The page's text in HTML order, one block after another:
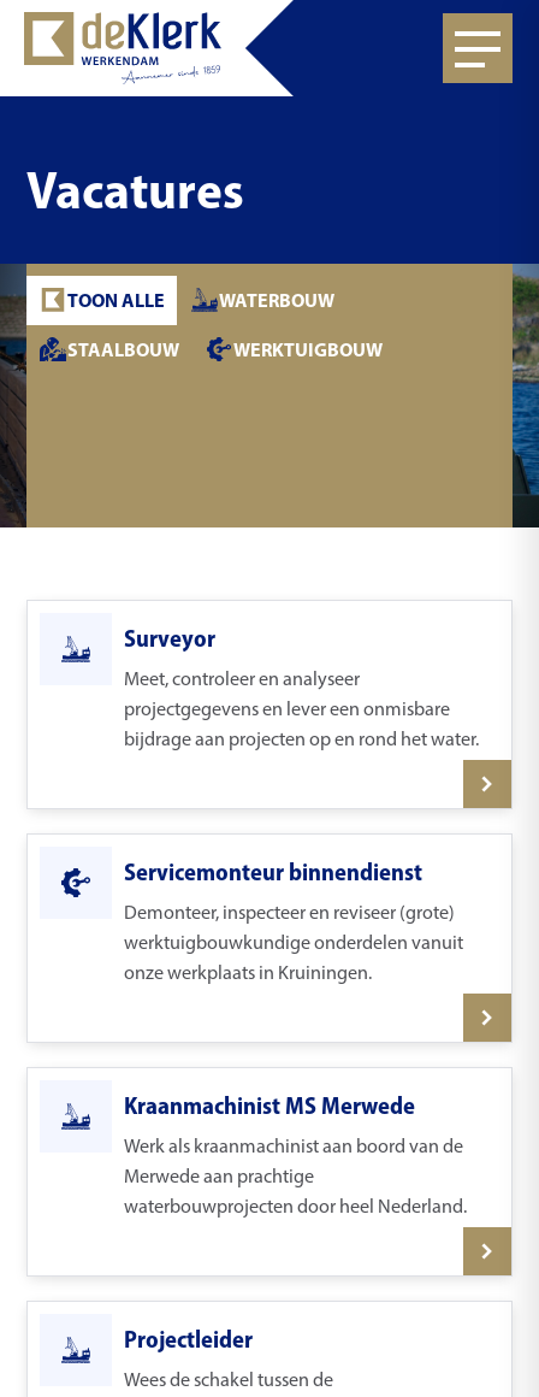
Vacatures
TOON ALLE WATERBOUW
STAALBOUW WERKTUIGBOUW
Surveyor
Meet, controleer en analyseer
projectgegevens en lever een onmisbare
bijdrage aan projecten op en rond het water.
Servicemonteur binnendienst
Demonteer, inspecteer en reviseer (grote)
werktuigbouwkundige onderdelen vanuit
onze werkplaats in Kruiningen.
Kraanmachinist MS Merwede
Werk als kraanmachinist aan boord van de
Merwede aan prachtige
waterbouwprojecten door heel Nederland.
Projectleider
Wees de schakel tussen de